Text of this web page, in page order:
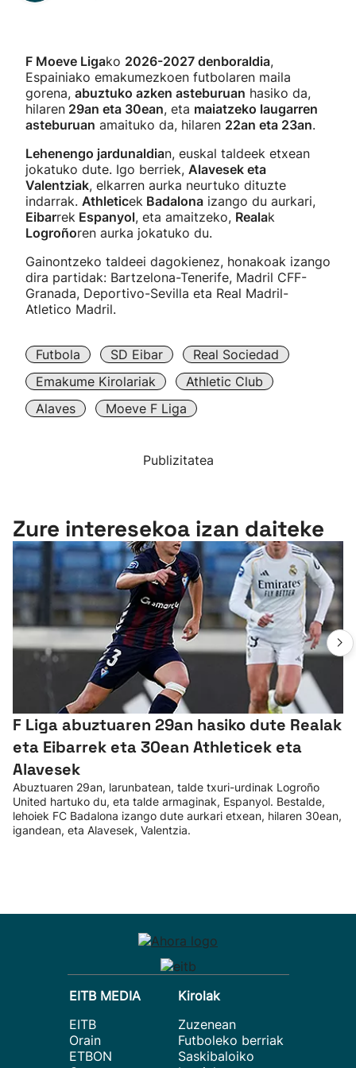
F Moeve Ligako 2026-2027 denboraldia,
Espainiako emakumezkoen futbolaren maila
gorena, abuztuko azken asteburuan hasiko da,
hilaren 29an eta 30ean, eta maiatzeko laugarren
asteburuan amaituko da, hilaren 22an eta 23an.
Lehenengo jardunaldian, euskal taldeek etxean
jokatuko dute. Igo berriek, Alavesek eta
Valentziak, elkarren aurka neurtuko dituzte
indarrak. Athleticek Badalona izango du aurkari,
Eibarrek Espanyol, eta amaitzeko, Realak
Logroñoren aurka jokatuko du.
Gainontzeko taldeei dagokienez, honakoak izango
dira partidak: Bartzelona-Tenerife, Madril CFF-
Granada, Deportivo-Sevilla eta Real Madril-
Atletico Madril.
Futbola SD Eibar
Real Sociedad
Emakume Kirolariak
Athletic Club
Alaves
Moeve F Liga
Publizitatea
Zure interesekoa izan daiteke
F Liga abuztuaren 29an hasiko dute Realak
eta Eibarrek eta 30ean Athleticek eta
Alavesek
Abuztuaren 29an, larunbatean, talde txuri-urdinak Logroño
United hartuko du, eta talde armaginak, Espanyol. Bestalde,
lehoiek FC Badalona izango dute aurkari etxean, hilaren 30ean,
igandean, eta Alavesek, Valentzia.
EITB MEDIA
EITB
Orain
ETBON
Kirolak
Zuzenean
Futboleko berriak
Saskibaloiko